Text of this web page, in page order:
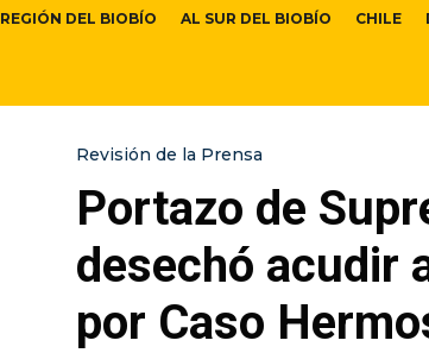
REGIÓN DEL BIOBÍO AL SUR DEL BIOBÍO CHILE
Revisión de la Prensa
Portazo de
desechó acudir
por Caso